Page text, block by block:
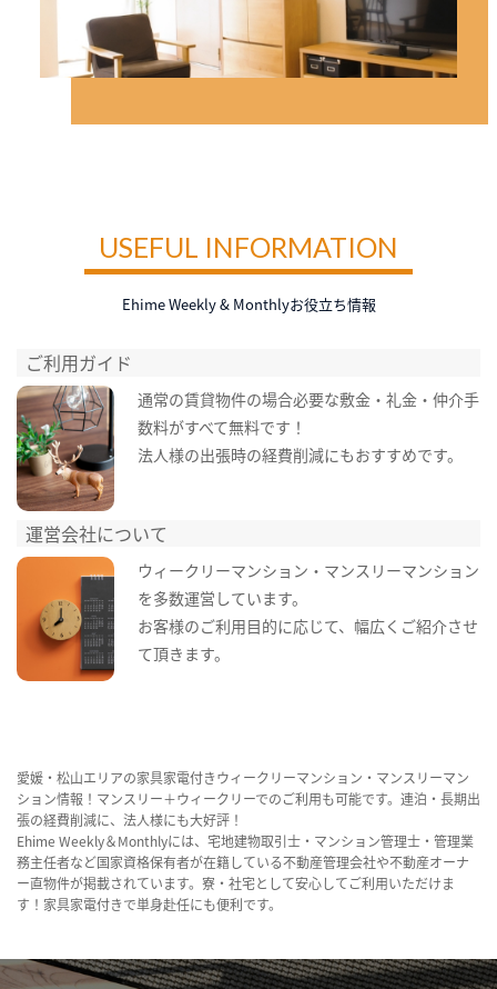
USEFUL INFORMATION
Ehime Weekly & Monthlyお役立ち情報
ご利用ガイド
通常の賃貸物件の場合必要な敷金・礼金・仲介手
数料がすべて無料です！
法人様の出張時の経費削減にもおすすめです。
運営会社について
ウィークリーマンション・マンスリーマンション
を多数運営しています。
お客様のご利用目的に応じて、幅広くご紹介させ
て頂きます。
愛媛・松山エリアの家具家電付きウィークリーマンション・マンスリーマン
ション情報！マンスリー＋ウィークリーでのご利用も可能です。連泊・長期出
張の経費削減に、法人様にも大好評！
Ehime Weekly＆Monthlyには、宅地建物取引士・マンション管理士・管理業
務主任者など国家資格保有者が在籍している不動産管理会社や不動産オーナ
ー直物件が掲載されています。寮・社宅として安心してご利用いただけま
す！家具家電付きで単身赴任にも便利です。